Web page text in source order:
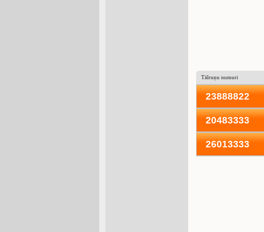
Tālruņu numuri
23888822
20483333
26013333